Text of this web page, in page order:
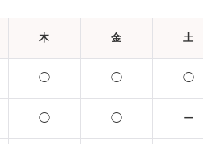
木 金 土
◯ ◯ ◯
◯ ◯ ー